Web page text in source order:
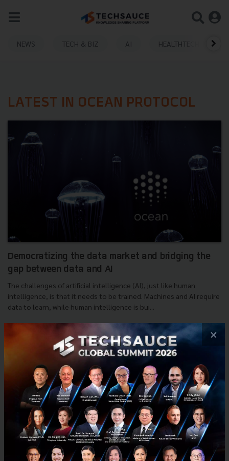
NEWS TECH & BIZ AI HEALTHTECH
LATEST IN OCEAN PROTOCOL
Democratizing the data market and bridging the
gap between data and AI
The challenges of artificial intelligence (AI), just like human
intelligence, is that it needs to be trained. Machines and AI require
data to learn, while human intelligence is bui...
December 21, 2018| Byvanessa
data Blockchain Ocean protocol
E-mail :contact@techsauce.co
Tel : 02-001-5375
×